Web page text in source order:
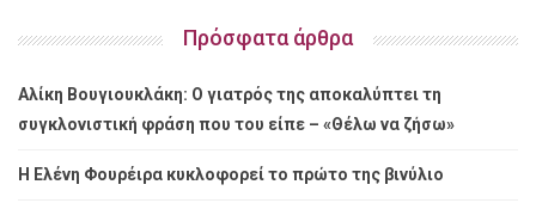
Πρόσφατα άρθρα
Αλίκη Βουγιουκλάκη: Ο γιατρός της αποκαλύπτει τη
συγκλονιστική φράση που του είπε – «Θέλω να ζήσω»
Η Ελένη Φουρέιρα κυκλοφορεί το πρώτο της βινύλιο